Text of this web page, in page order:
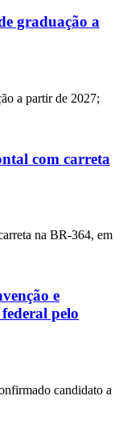
graduação a
a partir de 2027;
com carreta
na BR-364, em
e
pelo
candidato a